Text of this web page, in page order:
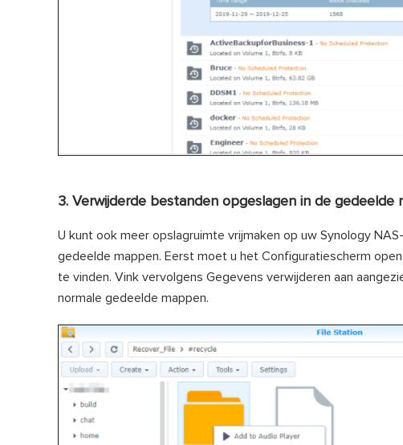
3. Verwijderde bestanden opgeslagen in de gedeelde
U kunt ook meer opslagruimte vrijmaken op uw Synology
gedeelde mappen. Eerst moet u het Configuratiescherm
te vinden. Vink vervolgens Gegevens verwijderen aan
normale gedeelde mappen.